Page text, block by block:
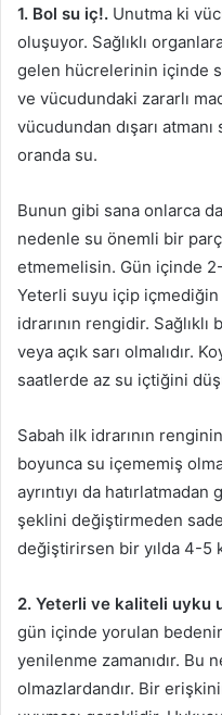
1. Bol su iç!. Unutma ki
oluşuyor. Sağlıklı
gelen hücrelerinin içinde
ve vücudundaki zararlı
vücudundan dışarı
oranda su.
Bunun gibi sana onlarca
nedenle su önemli bir
etmemelisin. Gün içinde
Yeterli suyu içip
idrarının rengidir.
veya açık sarı olmalıdır.
saatlerde az su içtiğini
Sabah ilk idrarının
boyunca su içememiş
ayrıntıyı da
şeklini değiştirmeden
değiştirirsen bir yılda 4-5
2. Yeterli ve kaliteli uyku
gün içinde yorulan
yenilenme zamanıdır. Bu
olmazlardandır. Bir